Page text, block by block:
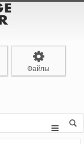
Файлы